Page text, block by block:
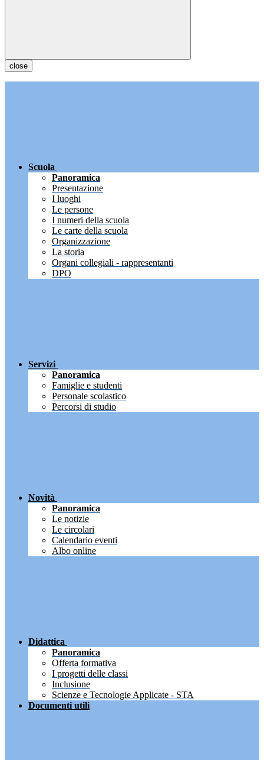
close
Scuola
Panoramica
Presentazione
I luoghi
Le persone
I numeri della scuola
Le carte della scuola
Organizzazione
La storia
Organi collegiali - rappresentanti
DPO
Servizi
Panoramica
Famiglie e studenti
Personale scolastico
Percorsi di studio
Novità
Panoramica
Le notizie
Le circolari
Calendario eventi
Albo online
Didattica
Panoramica
Offerta formativa
I progetti delle classi
Inclusione
Scienze e Tecnologie Applicate - STA
Documenti utili